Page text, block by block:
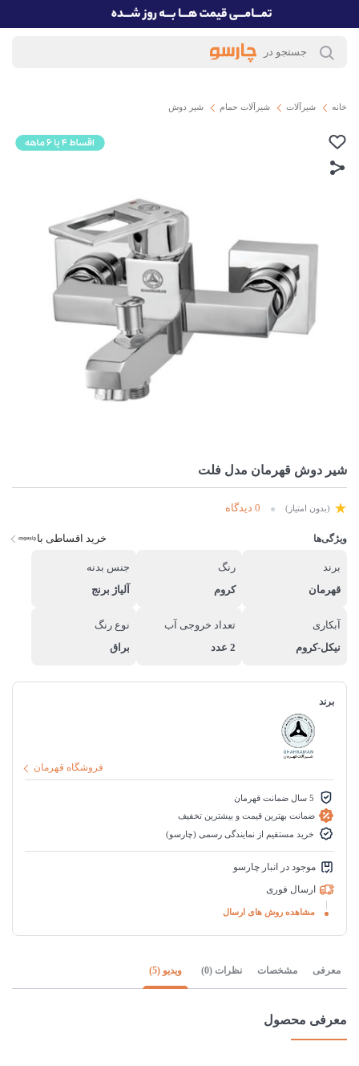
خانه شیرآلات شیرآلات حمام شیر دوش
شیر دوش قهرمان مدل فلت
(بدون امتیاز) 0 دیدگاه
ویژگی‌ها خرید اقساطی با
برند
قهرمان
رنگ
کروم
جنس بدنه
آلیاژ برنج
آبکاری
نیکل-کروم
تعداد خروجی آب
2 عدد
نوع رنگ
براق
برند
فروشگاه قهرمان
5 سال ضمانت قهرمان
ضمانت بهترین قیمت و بیشترین تخفیف
خرید مستقیم از نمایندگی رسمی (چارسو)
موجود در انبار چارسو
ارسال فوری
مشاهده روش های ارسال
معرفی مشخصات نظرات (0) ویدیو (5)
معرفی محصول